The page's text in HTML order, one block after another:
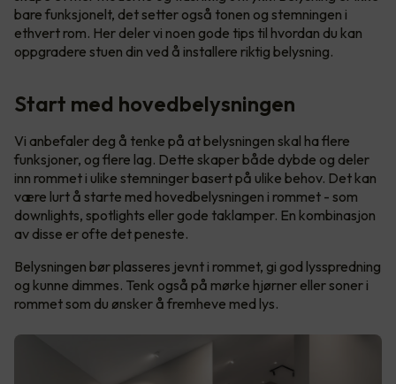
bare funksjonelt, det setter også tonen og stemningen i
ethvert rom. Her deler vi noen gode tips til hvordan du kan
oppgradere stuen din ved å installere riktig belysning.
Start med hovedbelysningen
Vi anbefaler deg å tenke på at belysningen skal ha flere
funksjoner, og flere lag. Dette skaper både dybde og deler
inn rommet i ulike stemninger basert på ulike behov. Det kan
være lurt å starte med hovedbelysningen i rommet - som
downlights, spotlights eller gode taklamper. En kombinasjon
av disse er ofte det peneste.
Belysningen bør plasseres jevnt i rommet, gi god lysspredning
og kunne dimmes. Tenk også på mørke hjørner eller soner i
rommet som du ønsker å fremheve med lys.